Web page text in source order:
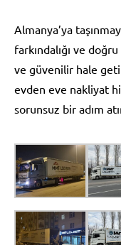
Almanya’ya
farkındalığı ve
ve güvenilir hale
evden eve nakliyat
sorunsuz bir adım